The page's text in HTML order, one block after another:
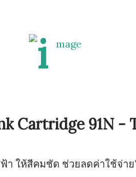
Cartridge 91N -
า ให้สีคมชัด ช่วยลดค่าใช้จ่า